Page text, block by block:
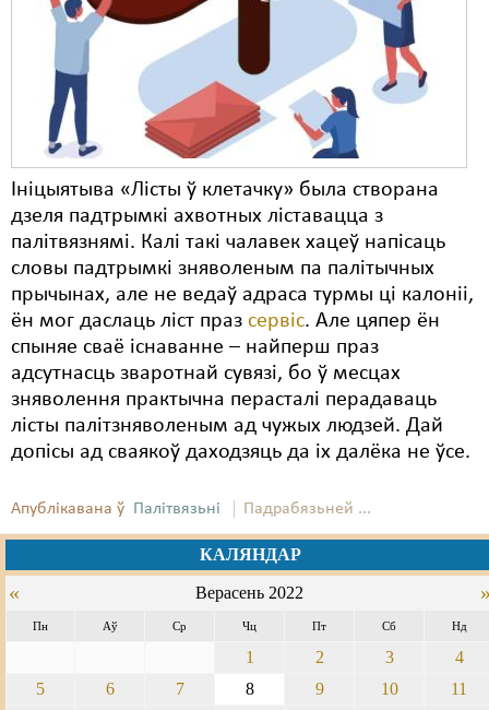
Ініцыятыва «Лісты ў клетачку» была створана
дзеля падтрымкі ахвотных ліставацца з
палітвязнямі. Калі такі чалавек хацеў напісаць
словы падтрымкі зняволеным па палітычных
прычынах, але не ведаў адраса турмы ці калоніі,
ён мог даслаць ліст праз сервіс. Але цяпер ён
спыняе сваё існаванне – найперш праз
адсутнасць зваротнай сувязі, бо ў месцах
зняволення практычна перасталі перадаваць
лісты палітзняволеным ад чужых людзей. Дай
допісы ад сваякоў даходзяць да іх далёка не ўсе.
Апублікавана ў Палітвязьні Падрабязьней ...
КАЛЯНДАР
« Верасень 2022
Пн Аў Ср Чц Пт Сб Нд
1 2 3
4
5
6 7 8 9 10
11